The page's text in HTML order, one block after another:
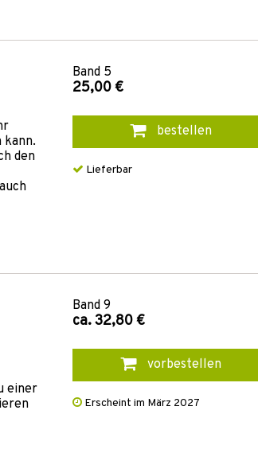
kann.
den
Band 5
25,00 €
bestellen
Lieferbar
einer
Band 9
ca. 32,80 €
vorbestellen
Erscheint im März 2027